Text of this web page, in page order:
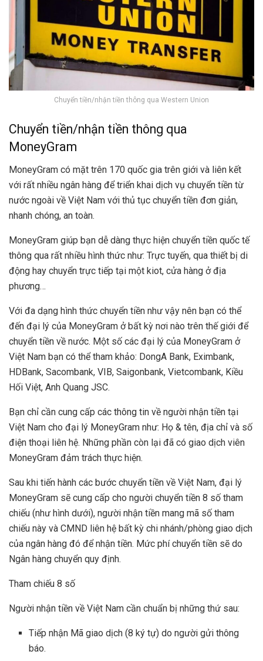
Chuyển tiền/nhận tiền thông qua Western Union
Chuyển tiền/nhận tiền thông qua
MoneyGram
MoneyGram có mặt trên 170 quốc gia trên giới và liên kết
với rất nhiều ngân hàng để triển khai dịch vụ chuyển tiền từ
nước ngoài về Việt Nam với thủ tục chuyển tiền đơn giản,
nhanh chóng, an toàn.
MoneyGram giúp bạn dễ dàng thực hiện chuyển tiền quốc tế
thông qua rất nhiều hình thức như: Trực tuyến, qua thiết bị di
động hay chuyển trực tiếp tại một kiot, cửa hàng ở địa
phương…
Với đa dạng hình thức chuyển tiền như vậy nên bạn có thể
đến đại lý của MoneyGram ở bất kỳ nơi nào trên thế giới để
chuyển tiền về nước. Một số các đại lý của MoneyGram ở
Việt Nam bạn có thể tham khảo: DongA Bank, Eximbank,
HDBank, Sacombank, VIB, Saigonbank, Vietcombank, Kiều
Hối Việt, Anh Quang JSC.
Bạn chỉ cần cung cấp các thông tin về người nhận tiền tại
Việt Nam cho đại lý MoneyGram như: Họ & tên, địa chỉ và số
điện thoại liên hệ. Những phần còn lại đã có giao dịch viên
MoneyGram đảm trách thực hiện.
Sau khi tiến hành các bước chuyển tiền về Việt Nam, đại lý
MoneyGram sẽ cung cấp cho người chuyển tiền 8 số tham
chiếu (như hình dưới), người nhận tiền mang mã số tham
chiếu này và CMND liên hệ bất kỳ chi nhánh/phòng giao dịch
của ngân hàng đó để nhận tiền. Mức phí chuyển tiền sẽ do
Ngân hàng chuyển quy định.
Tham chiếu 8 số
Người nhận tiền về Việt Nam cần chuẩn bị những thứ sau:
​​​Tiếp nhận Mã giao dịch (8 ký tự) do người gửi thông
báo.